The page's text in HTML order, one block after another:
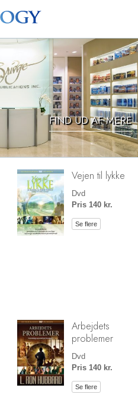
FIND UD AF MERE
Vejen til lykke
Dvd
Pris 140 kr.
Se flere
Arbejdets
problemer
Dvd
Pris 140 kr.
Se flere